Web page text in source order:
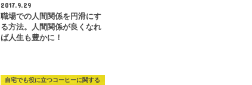
2017.9.29
職場での人間関係を円滑にす
る方法。人間関係が良くなれ
ば人生も豊かに！
自宅でも役に立つコーヒーに関する